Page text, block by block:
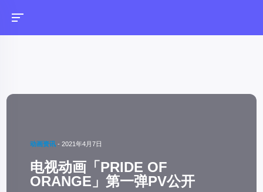
动画资讯 -2021年4月7日
电视动画「PRIDE OF
ORANGE」第一弹PV公开